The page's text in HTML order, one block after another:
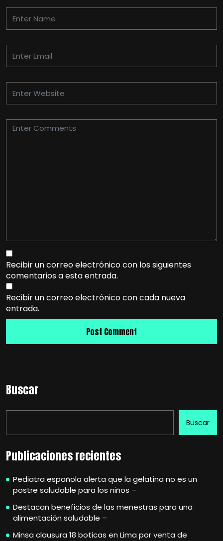
Recibir un correo electrónico con los siguientes
comentarios a esta entrada.
Recibir un correo electrónico con cada nueva
entrada.
Buscar
Buscar
Publicaciones recientes
Pediatra española alerta que la gelatina no es un
postre saludable para los niños –
Destacan beneficios de las menestras para una
alimentación saludable –
Minsa clausura 18 boticas en Lima por venta de